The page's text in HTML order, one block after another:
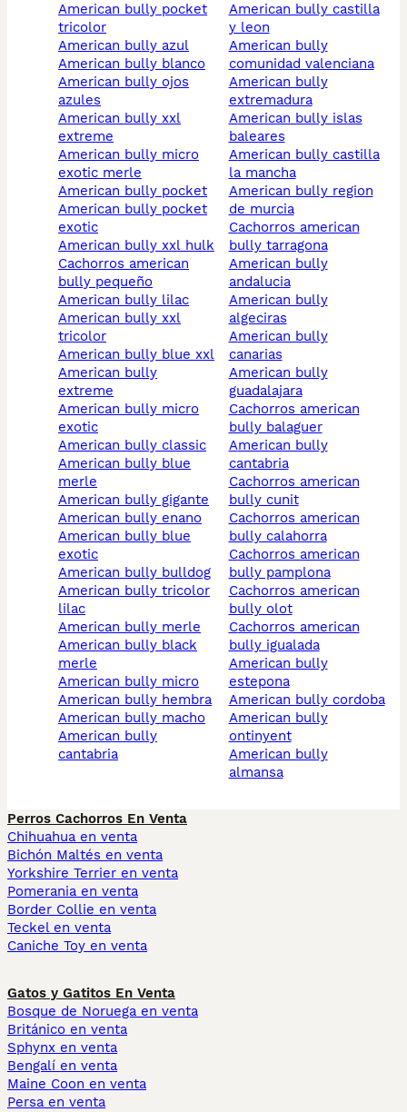
american bully pocket
tricolor
american bully azul
american bully blanco
american bully ojos
azules
american bully xxl
extreme
american bully micro
exotic merle
american bully pocket
american bully pocket
exotic
american bully xxl hulk
cachorros american
bully pequeño
american bully lilac
american bully xxl
tricolor
american bully blue xxl
american bully
extreme
american bully micro
exotic
american bully classic
american bully blue
merle
american bully gigante
american bully enano
american bully blue
exotic
american bully bulldog
american bully tricolor
lilac
american bully merle
american bully black
merle
american bully micro
american bully hembra
american bully macho
american bully
cantabria
american bully castilla
y leon
american bully
comunidad valenciana
american bully
extremadura
american bully islas
baleares
american bully castilla
la mancha
american bully region
de murcia
cachorros american
bully tarragona
american bully
andalucia
american bully
algeciras
american bully
canarias
american bully
guadalajara
cachorros american
bully balaguer
american bully
cantabria
cachorros american
bully cunit
cachorros american
bully calahorra
cachorros american
bully pamplona
cachorros american
bully olot
cachorros american
bully igualada
american bully
estepona
american bully cordoba
american bully
ontinyent
american bully
almansa
Perros Cachorros En Venta
Chihuahua en venta
Bichón Maltés en venta
Yorkshire Terrier en venta
Pomerania en venta
Border Collie en venta
Teckel en venta
Caniche Toy en venta
Gatos y Gatitos En Venta
Bosque de Noruega en venta
Británico en venta
Sphynx en venta
Bengalí en venta
Maine Coon en venta
Persa en venta